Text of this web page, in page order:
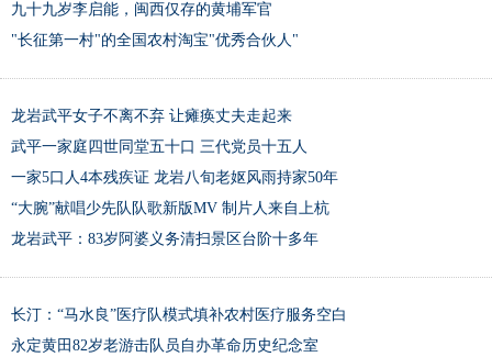
九十九岁李启能，闽西仅存的黄埔军官
"长征第一村"的全国农村淘宝"优秀合伙人"
龙岩武平女子不离不弃 让瘫痪丈夫走起来
武平一家庭四世同堂五十口 三代党员十五人
一家5口人4本残疾证 龙岩八旬老妪风雨持家50年
“大腕”献唱少先队队歌新版MV 制片人来自上杭
龙岩武平：83岁阿婆义务清扫景区台阶十多年
长汀：“马水良”医疗队模式填补农村医疗服务空白
永定黄田82岁老游击队员自办革命历史纪念室